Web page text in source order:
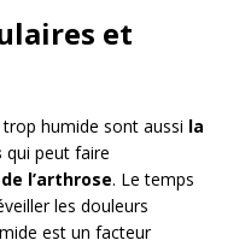
et
trop humide sont aussi la
qui peut faire
l’arthrose. Le temps
les douleurs
est un facteur